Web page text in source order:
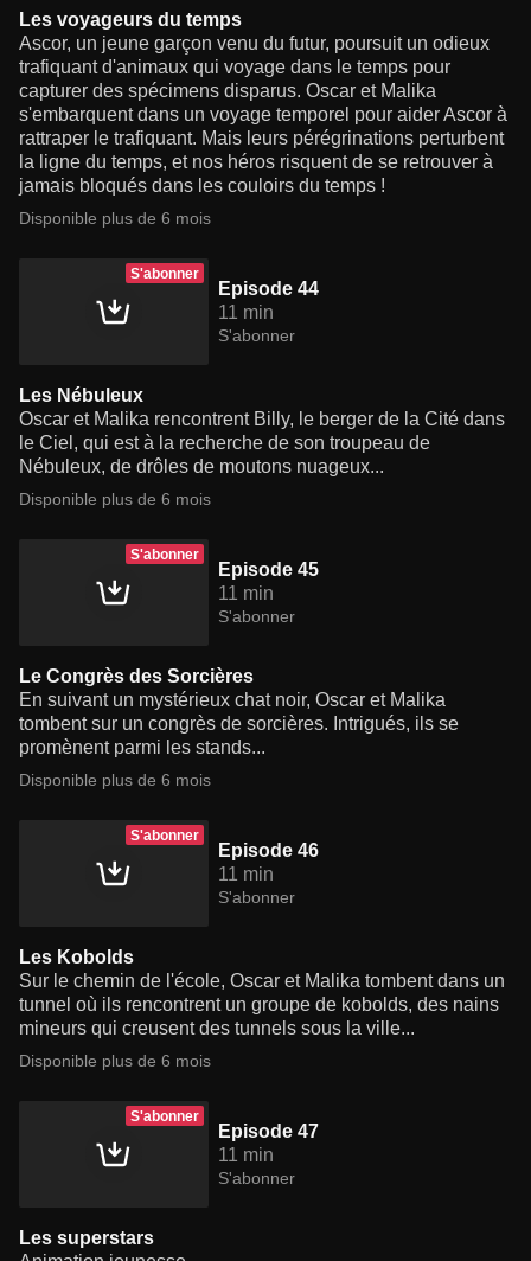
Les voyageurs du temps
Ascor, un jeune garçon venu du futur, poursuit un odieux
trafiquant d'animaux qui voyage dans le temps pour
capturer des spécimens disparus. Oscar et Malika
s'embarquent dans un voyage temporel pour aider Ascor à
rattraper le trafiquant. Mais leurs pérégrinations perturbent
la ligne du temps, et nos héros risquent de se retrouver à
jamais bloqués dans les couloirs du temps !
Disponible plus de 6 mois
S'abonner
Episode 44
11 min
S'abonner
Les Nébuleux
Oscar et Malika rencontrent Billy, le berger de la Cité dans
le Ciel, qui est à la recherche de son troupeau de
Nébuleux, de drôles de moutons nuageux...
Disponible plus de 6 mois
S'abonner
Episode 45
11 min
S'abonner
Le Congrès des Sorcières
En suivant un mystérieux chat noir, Oscar et Malika
tombent sur un congrès de sorcières. Intrigués, ils se
promènent parmi les stands...
Disponible plus de 6 mois
S'abonner
Episode 46
11 min
S'abonner
Les Kobolds
Sur le chemin de l'école, Oscar et Malika tombent dans un
tunnel où ils rencontrent un groupe de kobolds, des nains
mineurs qui creusent des tunnels sous la ville...
Disponible plus de 6 mois
S'abonner
Episode 47
11 min
S'abonner
Les superstars